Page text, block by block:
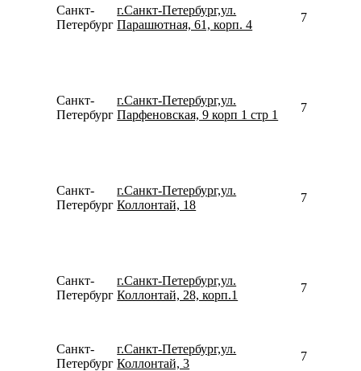
Санкт-
Петербург
г.Санкт-Петербург,ул.
Парашютная, 61, корп. 4
Санкт-
Петербург
г.Санкт-Петербург,ул.
Парфеновская, 9 корп 1 стр 1
Санкт-
Петербург
г.Санкт-Петербург,ул.
Коллонтай, 18
Санкт-
Петербург
г.Санкт-Петербург,ул.
Коллонтай, 28, корп.1
Санкт-
Петербург
г.Санкт-Петербург,ул.
Коллонтай, 3